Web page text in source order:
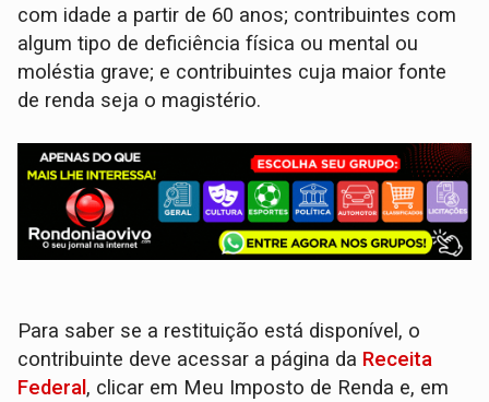
com idade a partir de 60 anos; contribuintes com
algum tipo de deficiência física ou mental ou
moléstia grave; e contribuintes cuja maior fonte
de renda seja o magistério.
Para saber se a restituição está disponível, o
contribuinte deve acessar a página da Receita
Federal , clicar em Meu Imposto de Renda e, em